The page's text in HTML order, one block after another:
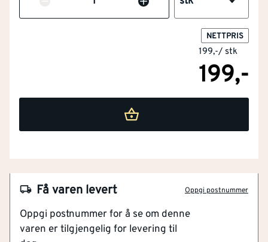
NETTPRIS
199,-/ stk
199,-
Få varen levert Oppgi postnummer
Oppgi postnummer for å se om denne
varen er tilgjengelig for levering til